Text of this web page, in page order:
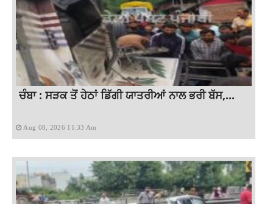
ਚੰਬਾ : ਸੜਕ ਤੋਂ ਹੇਠਾਂ ਡਿੱਗੀ ਯਾਤਰੀਆਂ ਨਾਲ ਭਰੀ ਬੱਸ,...
Aug 08, 2026 11:33 Am